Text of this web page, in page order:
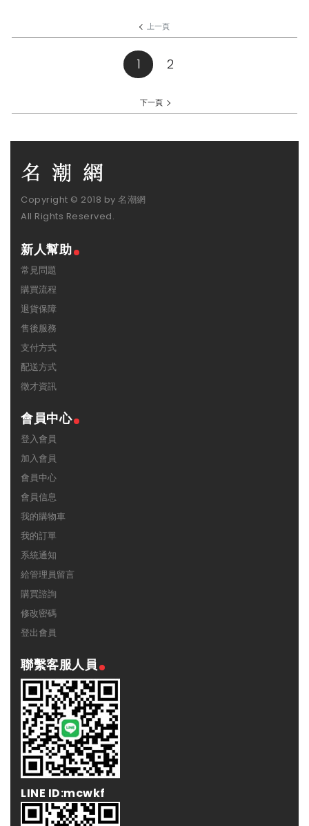
上一頁
1 (current)
2
下一頁
Copyright © 2018 by 名潮網
All Rights Reserved.
新人幫助
常見問題
購買流程
退貨保障
售後服務
支付方式
配送方式
徵才資訊
會員中心
登入會員
加入會員
會員中心
會員信息
我的購物車
我的訂單
系統通知
給管理員留言
購買諮詢
修改密碼
登出會員
聯繫客服人員
LINE ID:mcwkf